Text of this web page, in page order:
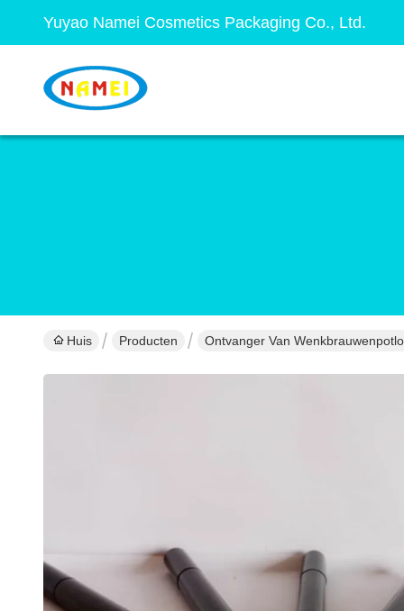
Yuyao Namei Cosmetics Packaging Co., Ltd.
Huis Producten Ontvanger Van